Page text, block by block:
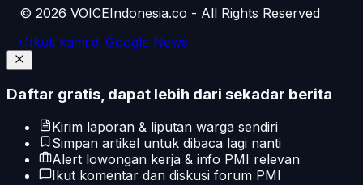
© 2026 VOICEIndonesia.co - All Rights Reserved
Ikuti kami di Google News
Daftar gratis, dapat lebih dari sekadar berita
Kirim laporan & liputan warga sendiri
Simpan artikel untuk dibaca lagi nanti
Alert lowongan kerja & info PMI relevan
Ikut komentar dan diskusi forum PMI